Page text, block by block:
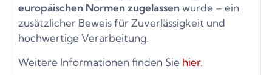
europäischen Normen zugelassenwurde – ein
zusätzlicher Beweis für Zuverlässigkeit und
hochwertige Verarbeitung.
Weitere Informationen finden Sie hier.